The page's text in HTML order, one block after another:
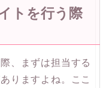
トを行う際
、まずは担当する
りますよね。ここ